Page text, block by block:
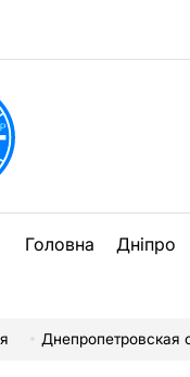
Головна Дніпро
Днепропетровская